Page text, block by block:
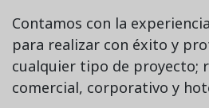
Contamos con la
para realizar con éxito y
cualquier tipo de proyecto;
comercial, corporativo y